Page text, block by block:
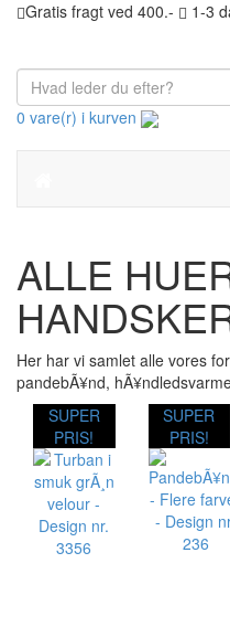
Gratis fragt ved 400.- 1-3
0 vare(r) i kurven
ALLE
Her har vi samlet alle vores
pandebÃ¥nd,
SUPER
PRIS!
SUPER
PRIS!